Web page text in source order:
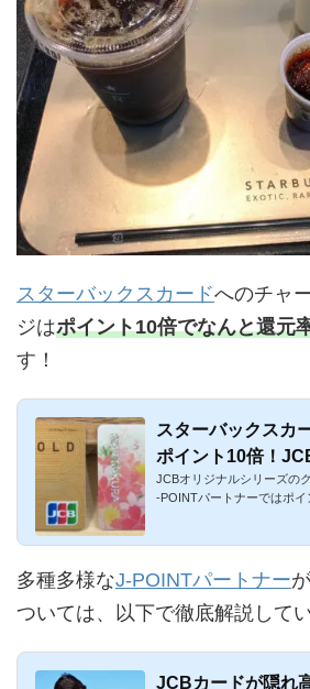
スターバックスカードへのチャ
ジはポイント10倍でなんと還元
す！
スターバックスカ
ポイント10倍！
ズのクレジットカ
JCBオリジナルシリーズの
-POINTパートナーではポイ
多種多様なJ-POINTパートナー
ついては、以下で徹底解説してい
JCBカードが隠れ